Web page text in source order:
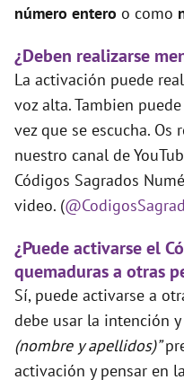
número entero o como
¿Deben realizarse
La activación puede
voz alta. Tambien
vez que se escucha.
nuestro canal de
Códigos Sagrados
video. (
¿Puede activarse el
quemaduras a otras
Sí, puede activarse a
debe usar la intención
(nombre y apellidos)”
activación y pensar en